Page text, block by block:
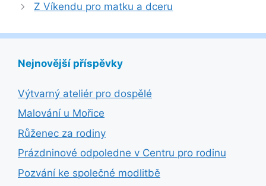
Z Víkendu pro matku a dceru
Nejnovější příspěvky
Výtvarný ateliér pro dospělé
Malování u Mořice
Růženec za rodiny
Prázdninové odpoledne v Centru pro rodinu
Pozvání ke společné modlitbě